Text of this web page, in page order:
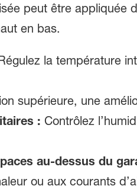
peut être
en bas.
la température
supérieure, une
: Contrôlez
au-dessus du
ou aux courants